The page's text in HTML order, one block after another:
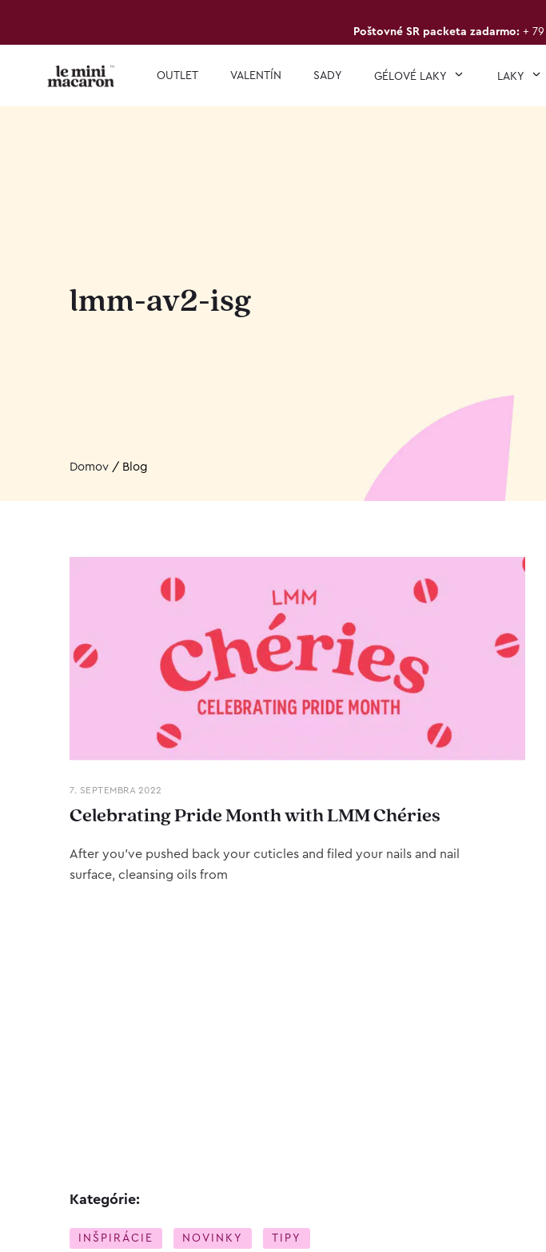
Poštovné SR packeta zadarmo: +
OUTLET VALENTÍN SADY GÉLOVÉ LAKY LAKY
lmm-av2-isg
Domov / Blog
7. SEPTEMBRA 2022
Celebrating Pride Month with LMM Chéries
After you’ve pushed back your cuticles and filed your nails and nail
surface, cleansing oils from
Kategórie:
INŠPIRÁCIE NOVINKY TIPY